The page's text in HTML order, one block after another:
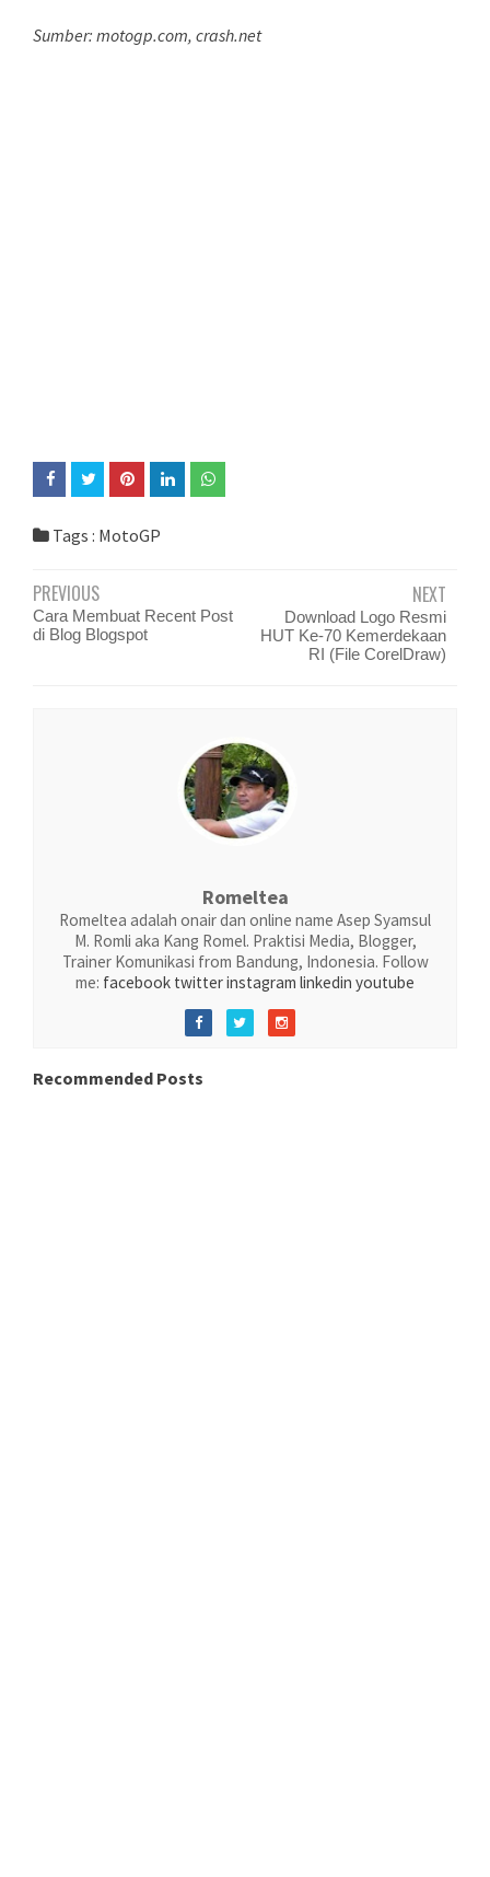
Sumber: motogp.com, crash.net
Tags : MotoGP
PREVIOUS
Cara Membuat Recent Post
di Blog Blogspot
NEXT
Download Logo Resmi
HUT Ke-70 Kemerdekaan
RI (File CorelDraw)
Romeltea
Romeltea adalah onair dan online name Asep Syamsul
M. Romli aka Kang Romel. Praktisi Media, Blogger,
Trainer Komunikasi from Bandung, Indonesia. Follow
me: facebook twitterinstagram linkedin youtube
Recommended Posts